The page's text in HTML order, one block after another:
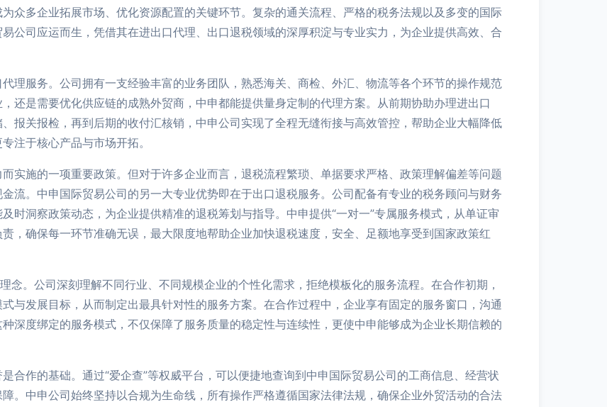
众多企业拓展市场、优化资源配置的关键环节。复杂的通关流程、严格的税务法规以及多变的国际
公司应运而生，凭借其在进出口代理、出口退税领域的深厚积淀与专业实力，为企业提供高效、合
理服务。公司拥有一支经验丰富的业务团队，熟悉海关、商检、外汇、物流等各个环节的操作规范
还是需要优化供应链的成熟外贸商，中申都能提供量身定制的代理方案。从前期协助办理进出口
报关报检，再到后期的收付汇核销，中申公司实现了全程无缝衔接与高效管控，帮助企业大幅降低
注于核心产品与市场开拓。
实施的一项重要政策。但对于许多企业而言，退税流程繁琐、单据要求严格、政策理解偏差等问题
流。中申国际贸易公司的另一大专业优势即在于出口退税服务。公司配备有专业的税务顾问与财务
时洞察政策动态，为企业提供精准的退税筹划与指导。中申提供“一对一”专属服务模式，从单证审
，确保每一环节准确无误，最大限度地帮助企业加快退税速度，安全、足额地享受到国家政策红
念。公司深刻理解不同行业、不同规模企业的个性化需求，拒绝模板化的服务流程。在合作初期，
与发展目标，从而制定出最具针对性的服务方案。在合作过程中，企业享有固定的服务窗口，沟通
深度绑定的服务模式，不仅保障了服务质量的稳定性与连续性，更使中申能够成为企业长期信赖的
合作的基础。通过“爱企查”等权威平台，可以便捷地查询到中申国际贸易公司的工商信息、经营状
。中申公司始终坚持以合规为生命线，所有操作严格遵循国家法律法规，确保企业外贸活动的合法